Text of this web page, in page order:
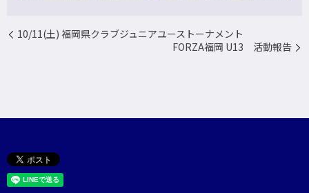
10/11(土) 福岡県クラブジュニアユーストーナメント
FORZA福岡 U13 活動報告